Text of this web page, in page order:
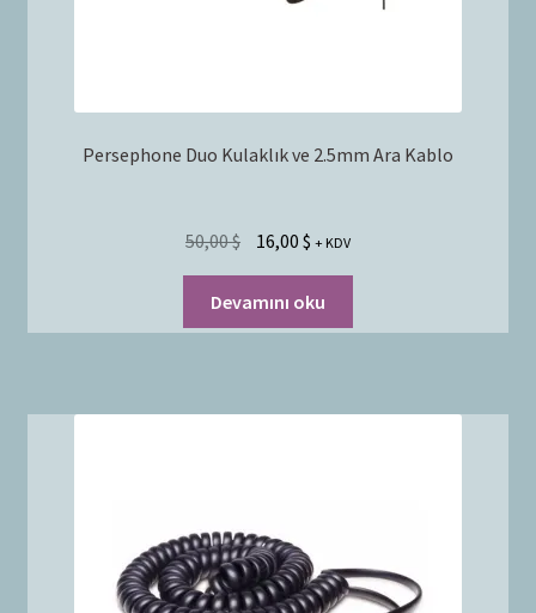
Persephone Duo Kulaklık ve 2.5mm Ara Kablo
50,00$ 16,00 $ + KDV
Devamını oku